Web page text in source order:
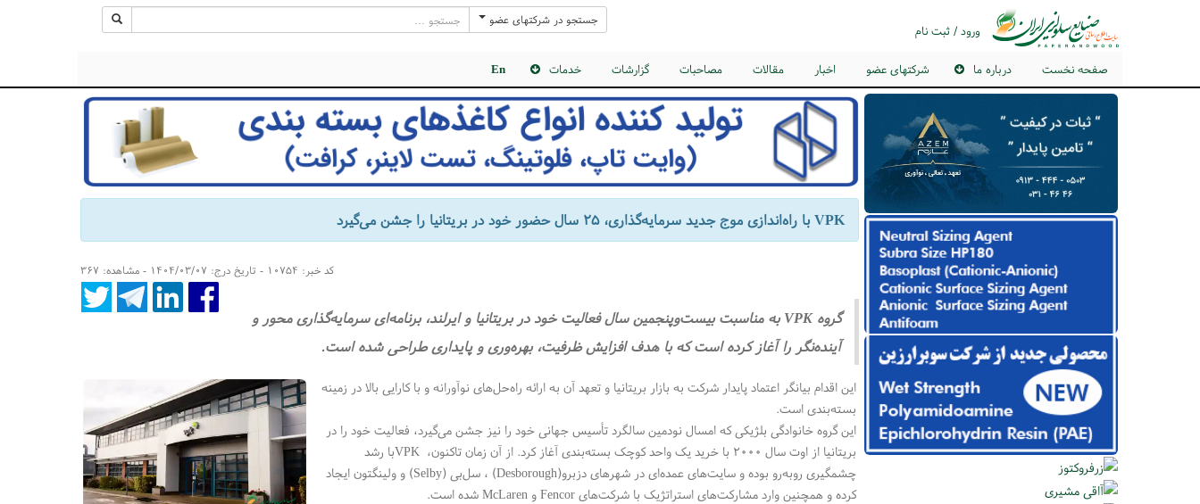
ورود / ثبت نام
جستجو در شرکتهای عضو
صفحه نخست درباره ما شرکتهای عضو اخبار مقالات مصاحبات گزارشات خدمات En
VPK با راه‌اندازی موج جدید سرمایه‌گذاری، ۲۵ سال حضور خود در بریتانیا را جشن می‌گیرد
کد خبر: ۱۰۷۵۴ - تاریخ درج: ۱۴۰۴/۰۳/۰۷ - مشاهده: ۳۶۷
گروه VPK به مناسبت بیست‌وپنجمین سال فعالیت خود در بریتانیا و ایرلند، برنامه‌ای سرمایه‌گذاری محور و
آینده‌نگر را آغاز کرده است که با هدف افزایش ظرفیت، بهره‌وری و پایداری طراحی شده است.
این اقدام بیانگر اعتماد پایدار شرکت به بازار بریتانیا و تعهد آن به ارائه راه‌حل‌های نوآورانه و با کارایی بالا در زمینه
بسته‌بندی است.
این گروه خانوادگی بلژیکی که امسال نودمین سالگرد تأسیس جهانی خود را نیز جشن می‌گیرد، فعالیت خود را در
بریتانیا از اوت سال ۲۰۰۰ با خرید یک واحد کوچک بسته‌بندی آغاز کرد. از آن زمان تاکنون،
VPKبا رشد
چشمگیری روبه‌رو بوده و سایت‌های عمده‌ای در شهرهای دزبرو(Desborough) ، سل‌بی (Selby) و ولینگتون ایجاد
کرده و همچنین وارد مشارکت‌های استراتژیک با شرکت‌هایFencorو McLarenشده است.